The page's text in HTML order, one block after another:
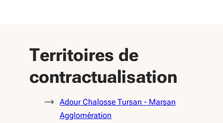
Territoires de
contractualisation
Adour Chalosse Tursan - Marsan
Agglomération